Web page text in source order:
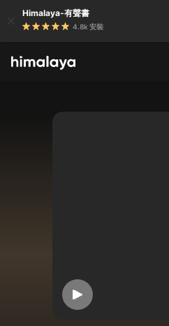
Himalaya-有聲書
4.8k 安裝